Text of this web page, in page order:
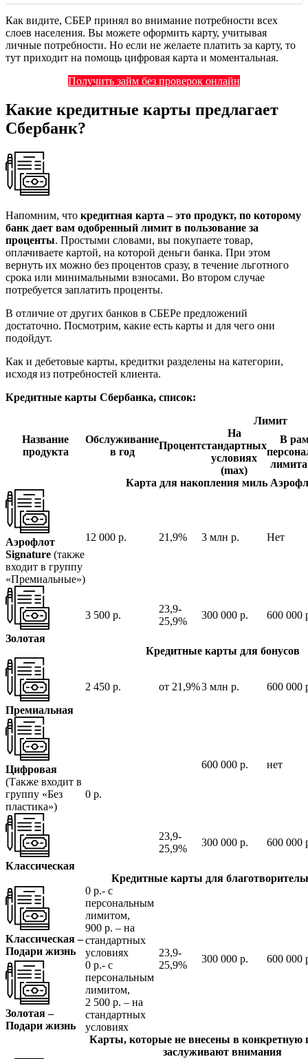
Как видите, СБЕР принял во внимание потребности всех
слоев населения. Вы можете оформить карту, учитывая
личные потребности. Но если не желаете платить за карту, то
тут приходит на помощь цифровая карта и моментальная.
Получить займ без проверок онлайн
Какие кредитные карты предлагает
Сбербанк?
Напомним, что кредитная карта – это продукт, по которому
банк дает вам одобренный лимит в пользование за
проценты. Простыми словами, вы покупаете товар,
оплачиваете картой, на которой деньги банка. При этом
вернуть их можно без процентов сразу, в течение льготного
срока или минимальными взносами. Во втором случае
потребуется заплатить проценты.
В отличие от других банков в СБЕРе предложений
достаточно. Посмотрим, какие есть карты и для чего они
подойдут.
Как и дебетовые карты, кредитки разделены на категории,
исходя из потребностей клиента.
Кредитные карты Сбербанка, список:
Название
продукта
Обслуживание
в год
Процент
Лимит
На
стандартных
условиях
(max)
В
Карта для накопления миль
Аэрофлот
Signature (также
входит в группу
«Премиальные»)
12 000 р. 21,9% 3 млн р. Нет
Золотая
3 500 р.
23,9-
25,9%
300 000 р. 600 000
Кредитные карты для бонусов
Премиальная
2 450 р. от 21,9%3 млн р. 600 000
Цифровая
(Также входит в
группу «Без
пластика»)
0 р.
600 000 р. нет
Классическая
23,9-
25,9%
300 000 р. 600 000
Кредитные карты для
Классическая –
Подари жизнь
0 р.- с
персональным
лимитом,
900 р. – на
стандартных
условиях
23,9-
25,9%
300 000 р. 600 000
Золотая –
Подари жизнь
0 р.- с
персональным
лимитом,
2 500 р. – на
стандартных
условиях
Карты, которые не внесены в конкретную
заслуживают внимания